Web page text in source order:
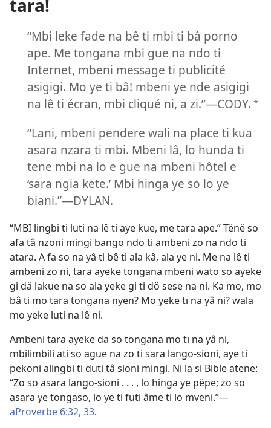
tara!
“Mbi leke fade na bê ti mbi ti bâ porno
ape. Me tongana mbi gue na ndo ti
Internet, mbeni message ti publicité
asigigi. Mo ye ti bâ! mbeni ye nde asigigi
na lê ti écran, mbi cliqué ni, a zi.”—CODY. *
“Lani, mbeni pendere wali na place ti kua
asara nzara ti mbi. Mbeni lâ, lo hunda ti
tene mbi na lo e gue na mbeni hôtel e
‘sara ngia kete.’ Mbi hinga ye so lo ye
biani.”—DYLAN.
“MBI lingbi ti luti na lê ti aye kue, me tara ape.” Tënë so
afa tâ nzoni mingi bango ndo ti ambeni zo na ndo ti
atara. A fa so na yâ ti bê ti ala kâ, ala ye ni. Me na lê ti
ambeni zo ni, tara ayeke tongana mbeni wato so ayeke
gi dä lakue na so ala yeke gi ti dö sese na ni. Ka mo, mo
bâ ti mo tara tongana nyen? Mo yeke tï na yâ ni? wala
mo yeke luti na lê ni.
Ambeni tara ayeke dä so tongana mo tï na yâ ni,
mbilimbili ati so ague na zo ti sara lango-sioni, aye ti
pekoni alingbi ti duti tâ sioni mingi. Ni la si Bible atene:
“Zo so asara lango-sioni . . . , lo hinga ye pëpe; zo so
asara ye tongaso, lo ye ti futi âme ti lo mveni.”—
aProverbe 6:32, 33.